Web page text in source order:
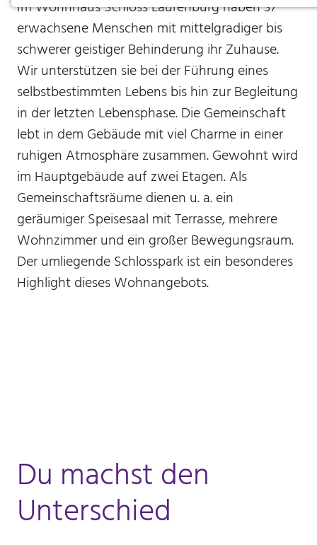
Im Wohnhaus Schloss Laurenburg haben 37
erwachsene Menschen mit mittelgradiger bis
schwerer geistiger Behinderung ihr Zuhause.
Wir unterstützen sie bei der Führung eines
selbstbestimmten Lebens bis hin zur Begleitung
in der letzten Lebensphase. Die Gemeinschaft
lebt in dem Gebäude mit viel Charme in einer
ruhigen Atmosphäre zusammen. Gewohnt wird
im Hauptgebäude auf zwei Etagen. Als
Gemeinschaftsräume dienen u. a. ein
geräumiger Speisesaal mit Terrasse, mehrere
Wohnzimmer und ein großer Bewegungsraum.
Der umliegende Schlosspark ist ein besonderes
Highlight dieses Wohnangebots.
Du machst den
Unterschied
Notwendige Cookies ermöglichen grundlegende
Funktionen und sind für die einwandfreie Funktion
der Website erforderlich.
Einverständnis-Cookie
Name:
cookie_consent
Zweck:
Dieser Cookie speichert die ausgewählten
Einverständnis-Optionen des Benutzers
1 Jahr
mtm_consent oder
mtm_consent_removed
unbegrenzt